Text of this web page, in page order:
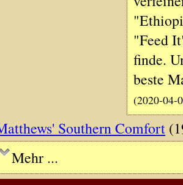
"Feed
finde.
beste
(2020-04-
Southern Comfort
Mehr ...